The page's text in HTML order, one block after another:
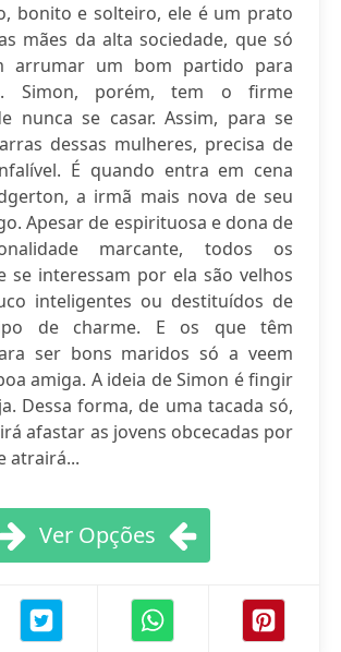
bonito e solteiro, ele é um prato
mães da alta sociedade, que só
arrumar um bom partido para
Simon, porém, tem o firme
nunca se casar. Assim, para se
dessas mulheres, precisa de
É quando entra em cena
a irmã mais nova de seu
Apesar de espirituosa e dona de
marcante, todos os
se interessam por ela são velhos
inteligentes ou destituídos de
de charme. E os que têm
ser bons maridos só a veem
amiga. A ideia de Simon é fingir
Dessa forma, de uma tacada só,
afastar as jovens obcecadas por
atrairá...
Ver Opções